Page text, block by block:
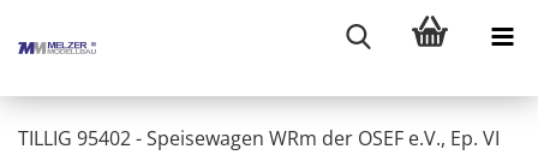
TILLIG 95402 - Speisewagen WRm der OSEF e.V., Ep. VI